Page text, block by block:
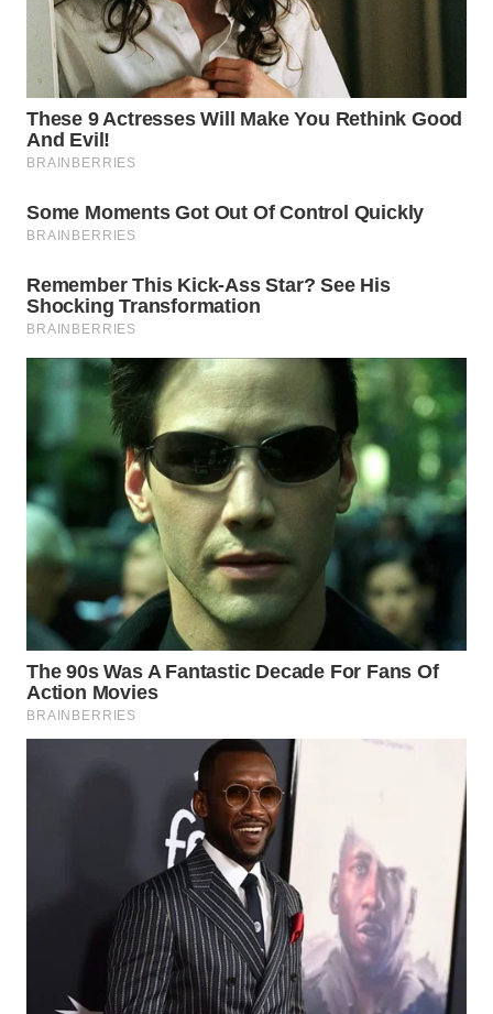
WN
TAPANULI
SELATAN
WN
TANJUNG
LESUNG
WN
KARO
WN
SIMALUNGUN
WN
LABUHANBATU
TAPANULI
TENGAH
WN DELI
SERDANG
WN
TEBING
TINGGI
WN